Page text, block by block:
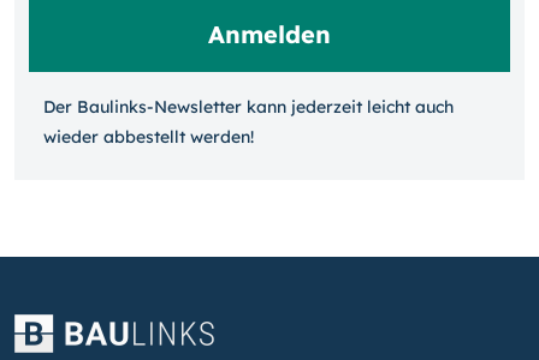
Der Baulinks-Newsletter kann jeder­zeit leicht auch
wieder ab­bestellt werden!